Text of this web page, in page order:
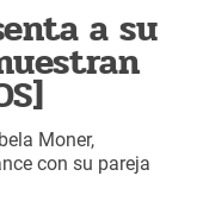
a su
Moner,
con su pareja